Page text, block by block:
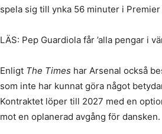
spela sig till ynka 56 minuter i
LÄS: Pep Guardiola får ’alla pengar i
Enligt The Times har Arsenal också
som inte har kunnat göra något
Kontraktet löper till 2027 med en
mot en oplanerad avgång för dansken.